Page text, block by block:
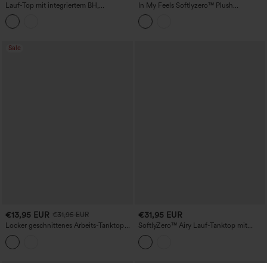
Lauf-Top mit integriertem BH,
rückenfrei mit überkreuzten Trägern -
längere Länge, Körbchengrößen A–D
In My Feels Softlyzero™ Plush
Rückenfreies, ausgeschnittenes, kurzes
Cami mit Schnürung
Sale
€13,95 EUR €31,95 EUR
Locker geschnittenes Arbeits-Tanktop
mit rundem Ausschnitt und
Reißverschluss
€31,95 EUR
SoftlyZero™ Airy Lauf-Tanktop mit
herzförmigem Ausschnitt, überkreuzten
Trägern und integriertem BH
(InstantCool)